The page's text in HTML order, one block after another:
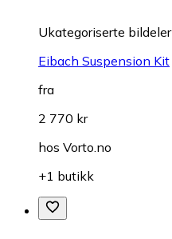
Ukategoriserte bildeler
Eibach Suspension Kit
fra
2 770 kr
hos Vorto.no
+1 butikk